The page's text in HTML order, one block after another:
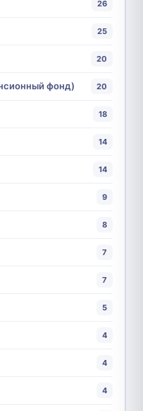
26
25
20
фонд) 20
18
14
14
9
8
7
7
5
4
4
4